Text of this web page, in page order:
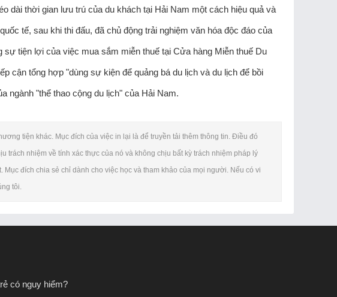
dài thời gian lưu trú của du khách tại Hải Nam một cách hiệu quả và
tế, sau khi thi đấu, đã chủ động trải nghiệm văn hóa độc đáo của
tiện lợi của việc mua sắm miễn thuế tại Cửa hàng Miễn thuế Du
cận tổng hợp "dùng sự kiện để quảng bá du lịch và du lịch để bồi
ngành "thể thao cộng du lịch" của Hải Nam.
tiện khác. Mục đích của việc in lại là để truyền tải thêm thông tin. Điều đó
trách nhiệm về tính xác thực của nó và không chịu bất kỳ trách nhiệm pháp lý
đích chia sẻ chỉ dành cho việc học và tham khảo của mọi người. Nếu có vi
tôi.
có nguy hiểm?